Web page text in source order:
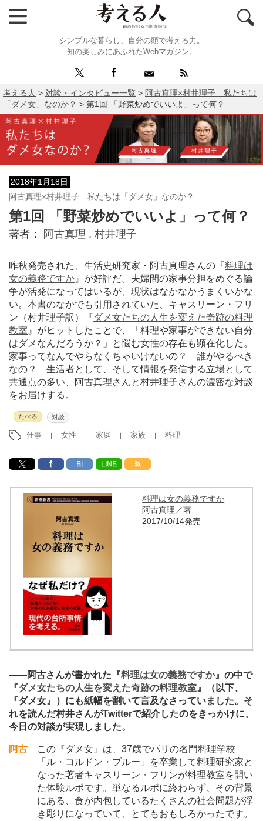
シンプルな暮らし、自分の頭で考える力。
知の楽しみにあふれたWebマガジン。
考える人 > 対談・インタビュー一覧 > 阿古真理×村井理子 私たちは
「ダメ女」なのか？ > 第1回 「野菜炒めでいいよ」って何？
2018年1月18日
阿古真理×村井理子 私たちは「ダメ女」なのか？
第1回 「野菜炒めでいいよ」って何？
著者： 阿古真理 , 村井理子
昨秋発売された、生活史研究家・阿古真理さんの『料理は
女の義務ですか 』が好評だ。夫婦間の家事分担をめぐる論
争が活発になってはいるが、現状はなかなかうまくいかな
い。本書のなかでも引用されていた、キャスリーン・フリ
ン（村井理子訳）『ダメ女たちの人生を変えた奇跡の料理
教室 』がヒットしたことで、「料理や家事ができない自分
はダメなんだろうか？」と悩む女性の存在も顕在化した。
家事ってなんでやらなくちゃいけないの？ 誰がやるべき
なの？ 生活者として、そして情報を発信する立場として
共通点の多い、阿古真理さんと村井理子さんの濃密な対談
をお届けする。
たべる 対談
仕事 女性 家庭 家族 料理
B! LINE
料理は女の義務ですか
阿古真理／著
2017/10/14発売
――阿古さんが書かれた『料理は女の義務ですか』の中で
『ダメ女たちの人生を変えた奇跡の料理教室 』（以下、
『ダメ女』）にも紙幅を割いて言及なさっていました。そ
れを読んだ村井さんがTwitterで紹介したのをきっかけに、
今日の対談が実現しました。
阿古
この『ダメ女』は、37歳でパリの名門料理学校
「ル・コルドン・ブルー」を卒業して料理研究家と
なった著者キャスリーン・フリンが料理教室を開い
た体験ルポです。単なるルポに終わらず、その背景
にある、食が内包しているたくさんの社会問題が浮
き彫りになっていて、とてもおもしろかったです。